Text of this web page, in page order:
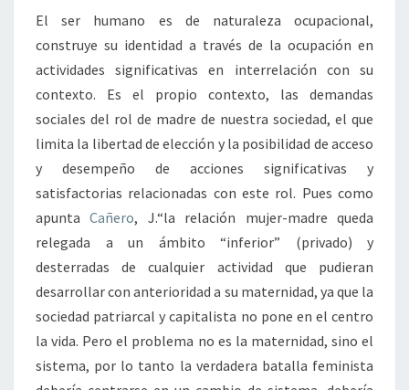
El ser humano es de naturaleza ocupacional,
construye su identidad a través de la ocupación en
actividades significativas en interrelación con su
contexto. Es el propio contexto, las demandas
sociales del rol de madre de nuestra sociedad, el que
limita la libertad de elección y la posibilidad de acceso
y desempeño de acciones significativas y
satisfactorias relacionadas con este rol. Pues como
apuntaCañero, J.“la relación mujer-madre queda
relegada a un ámbito “inferior” (privado) y
desterradas de cualquier actividad que pudieran
desarrollar con anterioridad a su maternidad, ya que la
sociedad patriarcal y capitalista no pone en el centro
la vida. Pero el problema no es la maternidad, sino el
sistema, por lo tanto la verdadera batalla feminista